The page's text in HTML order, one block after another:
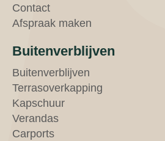
Contact
Afspraak maken
Buitenverblijven
Buitenverblijven
Terrasoverkapping
Kapschuur
Verandas
Carports